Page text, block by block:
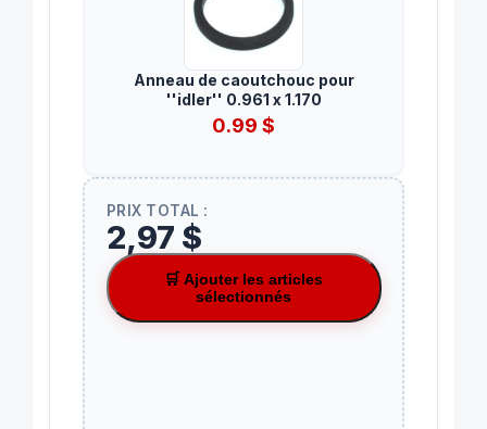
Anneau de caoutchouc pour
''idler'' 0.961 x 1.170
0.99 $
PRIX TOTAL :
2,97 $
🛒 Ajouter les articles
sélectionnés